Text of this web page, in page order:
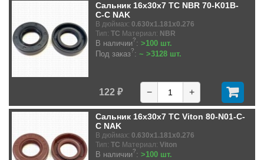
Сальник 16x30x7 TC NBR 70-K01B-
C-C NAK
В дюймах: 0.630x1.181x0.276
Тип: TC Материал: NBR
В наличии?: >100 шт.
Под заказ?: ~ >3128 шт.
122 ₽ − +
Сальник 16x30x7 TC Viton 80-N01-C-
C NAK
В дюймах: 0.630x1.181x0.276
Тип: TC Материал: Viton
В наличии?: >100 шт.